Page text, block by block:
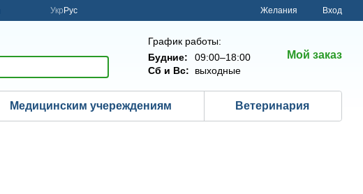
Укр Рус Желания Вход
График работы:
Будние:
09:00–18:00
Сб и Вс:
выходные
Мой заказ
Медицинским учереждениям Ветеринария